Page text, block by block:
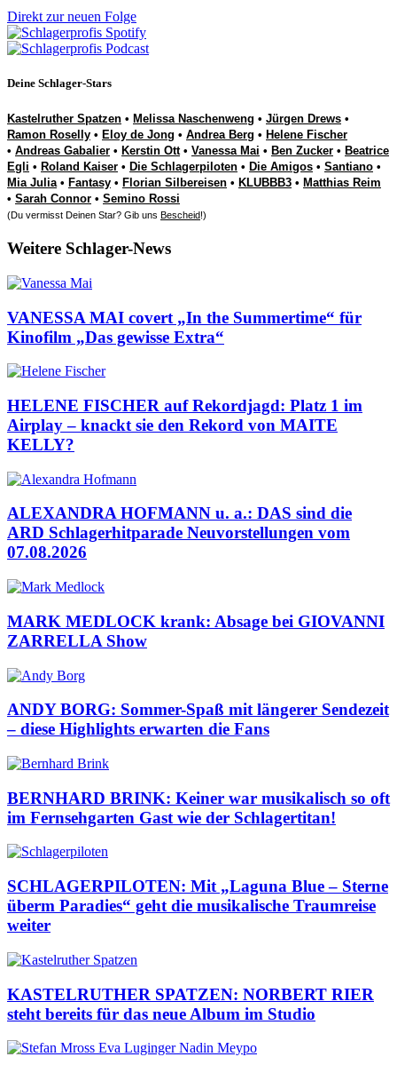
Direkt zur neuen Folge
Deine Schlager-Stars
Kastelruther Spatzen • Melissa Naschenweng • Jürgen Drews •
Ramon Roselly • Eloy de Jong • Andrea Berg • Helene Fischer
• Andreas Gabalier • Kerstin Ott• Vanessa Mai • Ben Zucker • Beatrice
Egli • Roland Kaiser • Die Schlagerpiloten • Die Amigos • Santiano •
Mia Julia• Fantasy • Florian Silbereisen • KLUBBB3 • Matthias Reim
• Sarah Connor • Semino Rossi
(Du vermisst Deinen Star? Gib uns Bescheid!)
Weitere Schlager-News
VANESSA MAI covert „In the Summertime“ für
Kinofilm „Das gewisse Extra“
HELENE FISCHER auf Rekordjagd: Platz 1 im
Airplay – knackt sie den Rekord von MAITE
KELLY?
ALEXANDRA HOFMANN u. a.: DAS sind die
ARD Schlagerhitparade Neuvorstellungen vom
07.08.2026
MARK MEDLOCK krank: Absage bei GIOVANNI
ZARRELLA Show
ANDY BORG: Sommer-Spaß mit längerer Sendezeit
– diese Highlights erwarten die Fans
BERNHARD BRINK: Keiner war musikalisch so oft
im Fernsehgarten Gast wie der Schlagertitan!
SCHLAGERPILOTEN: Mit „Laguna Blue – Sterne
überm Paradies“ geht die musikalische Traumreise
weiter
KASTELRUTHER SPATZEN: NORBERT RIER
steht bereits für das neue Album im Studio